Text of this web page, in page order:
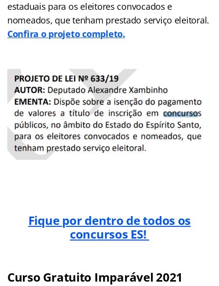
estaduais para os eleitores convocados e
nomeados, que tenham prestado serviço eleitoral.
Confira o projeto completo.
Fique por dentro de todos os
concursos ES!
Curso Gratuito Imparável 2021